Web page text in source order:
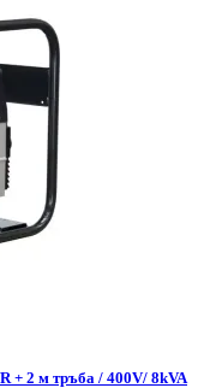
+ 2 м тръба / 400V/ 8kVA